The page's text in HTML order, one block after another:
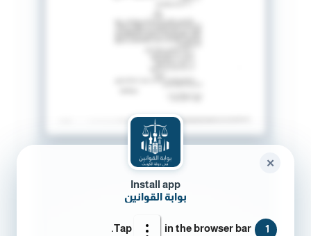
Install app
بوابة القوانين
1
Tap in the browser bar.
✕